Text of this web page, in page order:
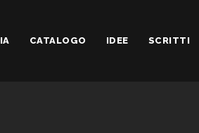
CATALOGO IDEE SCRITTI